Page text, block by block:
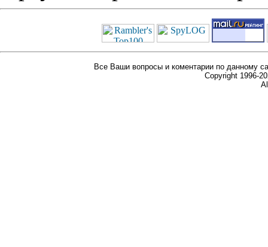
Все Ваши вопросы и коментарии по данному
Copyright 1996-